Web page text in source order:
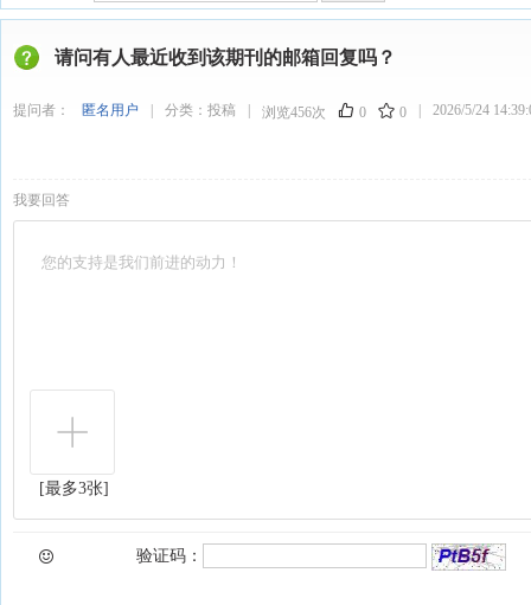
请问有人最近收到该期刊的邮箱回复吗？
提问者： 匿名用户 分类： 投稿 浏览456次 0 0 2026/5/24
我要回答
[最多3张]
验证码：